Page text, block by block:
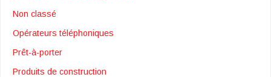
Non classé
Opérateurs téléphoniques
Prêt-à-porter
Produits de construction